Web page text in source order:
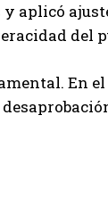
aplicó
del
En